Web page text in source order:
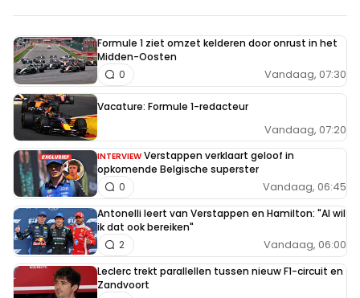
28 september 2025 15:47
Ik vind het een geniepige gluiperd. Smeert je zo een straf
aan.
Broodkogel
28 september 2025 20:20
Russell is voor mij gewoon een coureur zonder
ruggengraat. Hij heeft de stewards nodig om zijn gelijk te
bewerkstelligen in plaats van zijn kwaliteiten te laten
spreken. En die heeft hij gewoon te weinig
Formule 1 ziet omzet kelderen door onrust in het
Midden-Oosten
Vandaag, 07:30
0
Vacature: Formule 1-redacteur
Vandaag, 07:20
INTERVIEW Verstappen verklaart geloof in
opkomende Belgische superster
Vandaag, 06:45
0
Antonelli leert van Verstappen en Hamilton: "Al wil
ik dat ook bereiken"
Vandaag, 06:00
2
Leclerc trekt parallellen tussen nieuw F1-circuit en
Zandvoort